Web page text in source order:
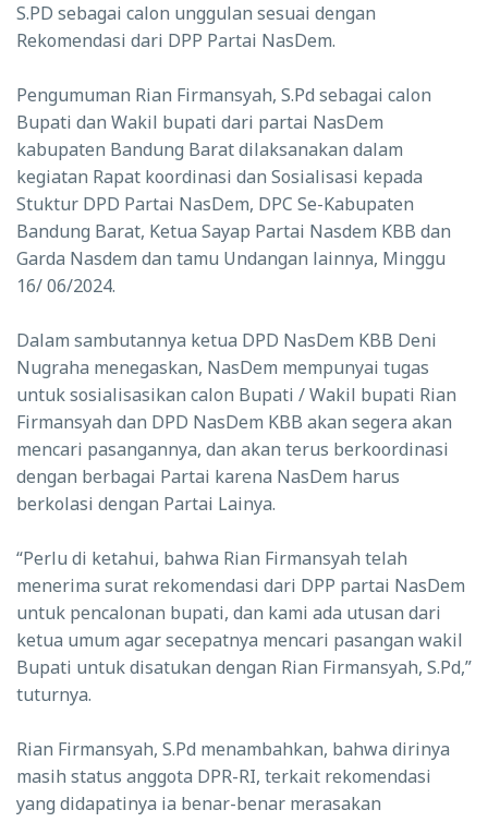
S.PD sebagai calon unggulan sesuai dengan
Rekomendasi dari DPP Partai NasDem.
Pengumuman Rian Firmansyah, S.Pd sebagai calon
Bupati dan Wakil bupati dari partai NasDem
kabupaten Bandung Barat dilaksanakan dalam
kegiatan Rapat koordinasi dan Sosialisasi kepada
Stuktur DPD Partai NasDem, DPC Se-Kabupaten
Bandung Barat, Ketua Sayap Partai Nasdem KBB dan
Garda Nasdem dan tamu Undangan lainnya, Minggu
16/ 06/2024.
Dalam sambutannya ketua DPD NasDem KBB Deni
Nugraha menegaskan, NasDem mempunyai tugas
untuk sosialisasikan calon Bupati /Wakil bupati Rian
Firmansyah dan DPD NasDem KBB akan segera akan
mencari pasangannya, dan akan terus berkoordinasi
dengan berbagai Partai karena NasDem harus
berkolasi dengan Partai Lainya.
“Perlu di ketahui, bahwa Rian Firmansyah telah
menerima surat rekomendasi dari DPP partai NasDem
untuk pencalonan bupati, dan kami ada utusan dari
ketua umum agar secepatnya mencari pasangan wakil
Bupati untuk disatukan dengan Rian Firmansyah, S.Pd,”
tuturnya.
Rian Firmansyah, S.Pd menambahkan, bahwa dirinya
masih status anggota DPR-RI, terkait rekomendasi
yang didapatinya ia benar-benar merasakan